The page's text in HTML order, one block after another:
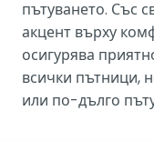
пътуването. Със
акцент върху
осигурява
всички пътници,
или по-дълго